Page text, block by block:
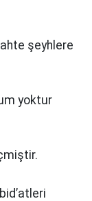
şeyhlere
yoktur